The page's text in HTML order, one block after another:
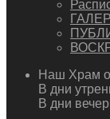
Наш Храм
В дни
В дни